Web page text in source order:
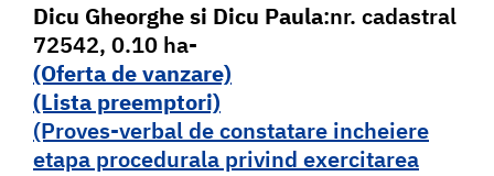
Dicu Gheorghe si Dicu Paula:nr. cadastral
72542, 0.10 ha-
(Oferta de vanzare)
(Lista preemptori)
(Proves-verbal de constatare incheiere
etapa procedurala privind exercitarea